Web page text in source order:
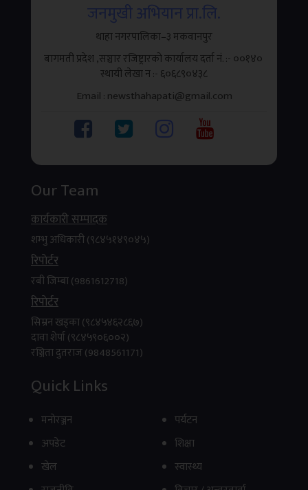
थाहा, मकवानपुर । थाहानगर उद्योग वाणिज्य संघले उद्योगी,
प्रदान...
पालुङबाट तरकारी लिएर वीरगञ्ज जाँदै गरेको
ट्रक दुर्घटनाग्रस्त,एकको मृत्यु एक घाइते
मकवानपुरको भीमफेदी गाउँपालिका–२ तिलटारस्थित
त्रिभुवन राजमार्गमा तरकारी बोकेको ट्रक दुर्घटना हुँदा एक
जनाको...
४. फिरिरी सुपर एप सार्वजनिक, मोबिलिटीदेखि
शिक्षासम्म सबै सेवा एउटै प्लेटफर्ममा
‘फिरिरी’ ले आफ्नो सेवा औपचारिक रूपमा सुरु गरेको छ ।
जनमुखी अभियान प्रा.लि.
थाहा नगरपालिका–३ मकवानपुर
बागमती प्रदेश ,सञ्चार रजिष्ट्रारको कार्यालय दर्ता नं. :- ००१४०
स्थायी लेखा न‌‍ :- ६०६८९०४३८
Email : newsthahapati@gmail.com
Our Team
कार्यकारी सम्पादक
शम्भु अधिकारी (९८४५१४९०४५)
रिपाेर्टर
रबी जिम्बा (9861612718)
रिपाेर्टर
सिम्रन खड्का (९८४५४६२८६७)
दावा शेर्पा (९८४५९०६००२)
रञ्जिता दुतराज (9848561171)
Quick Links
मनाेरञ्जन
अपडेट
खेल
पर्यटन
शिक्षा
स्वास्थ्य